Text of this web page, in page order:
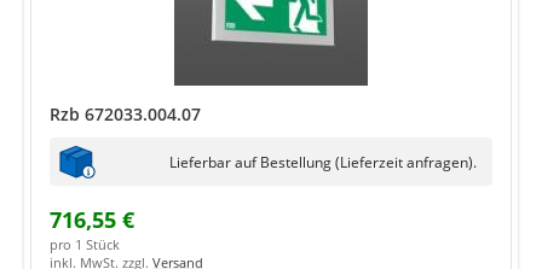
Rzb 672033.004.07
Lieferbar auf Bestellung (Lieferzeit anfragen).
716,55 €
pro 1 Stück
inkl. MwSt. zzgl. Versand